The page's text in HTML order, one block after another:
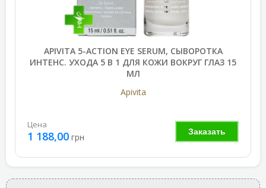
APIVITA 5-ACTION EYE SERUM, СЫВОРОТКА
ИНТЕНС. УХОДА 5 В 1 ДЛЯ КОЖИ ВОКРУГ ГЛАЗ 15
МЛ
Apivita
Заказать
Цена
1 188,00 грн